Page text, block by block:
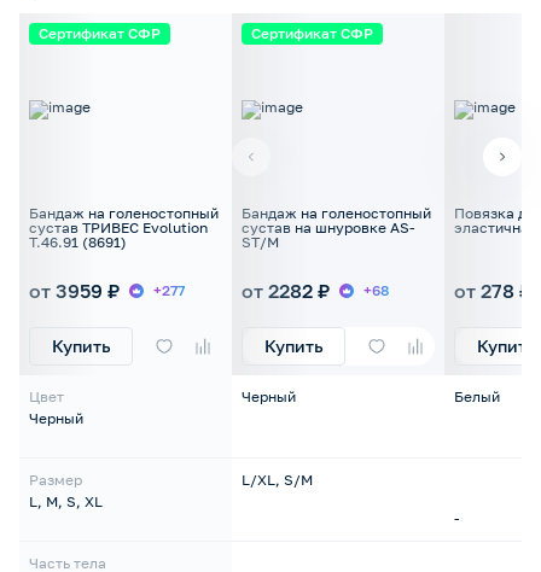
Сертификат СФР
Бандаж на голеностопный
сустав ТРИВЕС Evolution
Т.46.91 (8691)
от 3959 ₽ +277
Купить
Цвет
Черный
Размер
L, M, S, XL
Часть тела
Сертификат СФР
Бандаж на голеностопный
сустав на шнуровке AS-
ST/M
от 2282 ₽ +68
Купить
Черный
L/XL, S/M
Повязка
от 278 ₽
Купить
Белый
-